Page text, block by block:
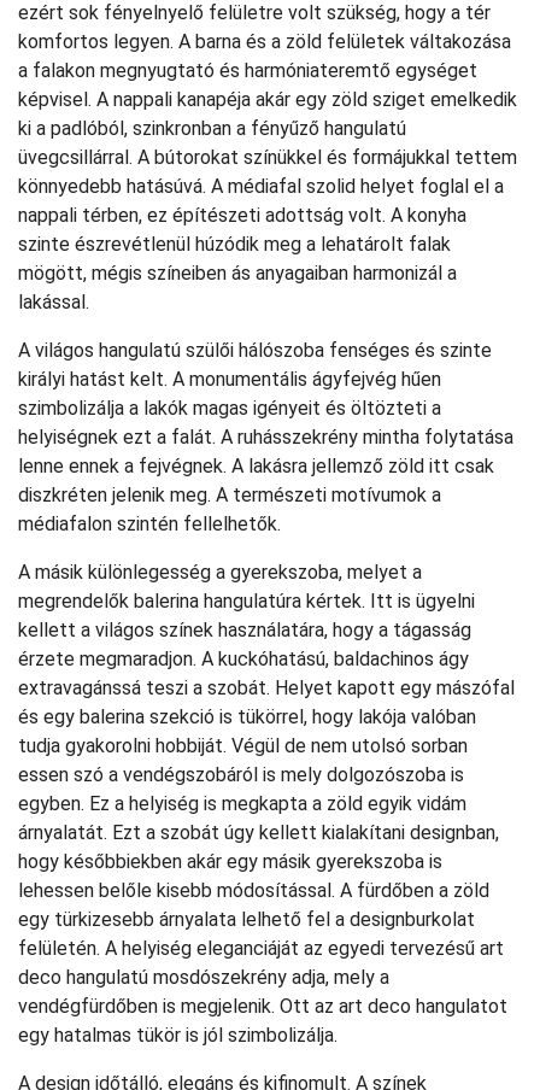
ezért sok fényelnyelő felületre volt szükség, hogy a tér
komfortos legyen. A barna és a zöld felületek váltakozása
a falakon megnyugtató és harmóniateremtő egységet
képvisel. A nappali kanapéja akár egy zöld sziget emelkedik
ki a padlóból, szinkronban a fényűző hangulatú
üvegcsillárral. A bútorokat színükkel és formájukkal tettem
könnyedebb hatásúvá. A médiafal szolid helyet foglal el a
nappali térben, ez építészeti adottság volt. A konyha
szinte észrevétlenül húzódik meg a lehatárolt falak
mögött, mégis színeiben ás anyagaiban harmonizál a
lakással.
A világos hangulatú szülői hálószoba fenséges és szinte
királyi hatást kelt. A monumentális ágyfejvég hűen
szimbolizálja a lakók magas igényeit és öltözteti a
helyiségnek ezt a falát. A ruhásszekrény mintha folytatása
lenne ennek a fejvégnek. A lakásra jellemző zöld itt csak
diszkréten jelenik meg. A természeti motívumok a
médiafalon szintén fellelhetők.
A másik különlegesség a gyerekszoba, melyet a
megrendelők balerina hangulatúra kértek. Itt is ügyelni
kellett a világos színek használatára, hogy a tágasság
érzete megmaradjon. A kuckóhatású, baldachinos ágy
extravagánssá teszi a szobát. Helyet kapott egy mászófal
és egy balerina szekció is tükörrel, hogy lakója valóban
tudja gyakorolni hobbiját. Végül de nem utolsó sorban
essen szó a vendégszobáról is mely dolgozószoba is
egyben. Ez a helyiség is megkapta a zöld egyik vidám
árnyalatát. Ezt a szobát úgy kellett kialakítani designban,
hogy későbbiekben akár egy másik gyerekszoba is
lehessen belőle kisebb módosítással. A fürdőben a zöld
egy türkizesebb árnyalata lelhető fel a designburkolat
felületén. A helyiség eleganciáját az egyedi tervezésű art
deco hangulatú mosdószekrény adja, mely a
vendégfürdőben is megjelenik. Ott az art deco hangulatot
egy hatalmas tükör is jól szimbolizálja.
A design időtálló, elegáns és kifinomult. A színek